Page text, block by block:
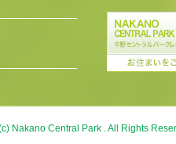
Nakano Central Park . All Rights